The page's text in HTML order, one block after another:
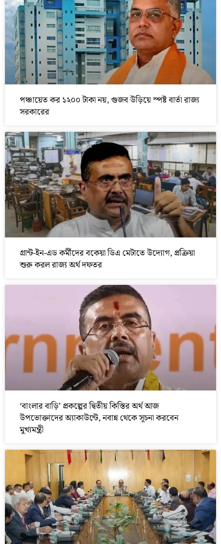
পঞ্চায়েত কর ১২০০ টাকা নয়, গুজব উড়িয়ে স্পষ্ট বার্তা রাজ্য
সরকারের
গ্রান্ট-ইন-এড কর্মীদের বকেয়া ডিএ মেটাতে উদ্যোগ, প্রক্রিয়া
শুরু করল রাজ্য অর্থ দফতর
‘বাংলার বাড়ি’ প্রকল্পের দ্বিতীয় কিস্তির অর্থ আজ
উপভোক্তাদের অ্যাকাউন্টে, নবান্ন থেকে সূচনা করবেন
মুখ্যমন্ত্রী